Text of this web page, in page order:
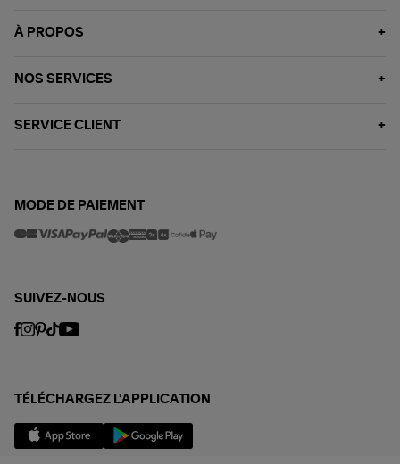
À PROPOS
NOS SERVICES
SERVICE CLIENT
MODE DE PAIEMENT
SUIVEZ-NOUS
TÉLÉCHARGEZ L'APPLICATION